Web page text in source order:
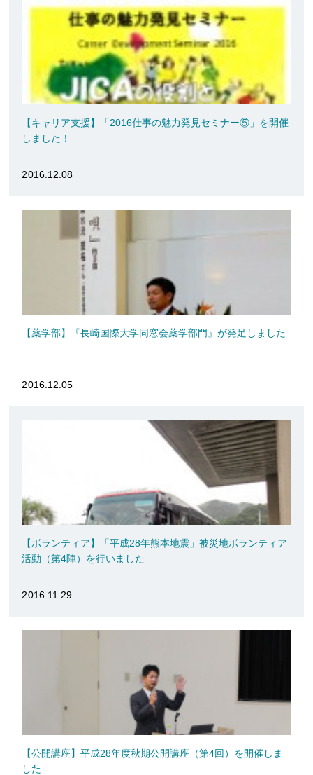
【キャリア支援】「2016仕事の魅力発見セミナー⑤」を開催
しました！
2016.12.08
【薬学部】『長崎国際大学同窓会薬学部門』が発足しました
2016.12.05
【ボランティア】「平成28年熊本地震」被災地ボランティア
活動（第4陣）を行いました
2016.11.29
【公開講座】平成28年度秋期公開講座（第4回）を開催しま
した